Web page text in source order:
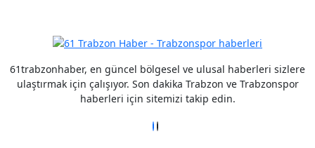
61trabzonhaber, en güncel bölgesel ve ulusal haberleri sizlere
ulaştırmak için çalışıyor. Son dakika Trabzon ve Trabzonspor
haberleri için sitemizi takip edin.